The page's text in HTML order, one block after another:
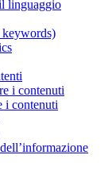
linguaggio
keywords)
i contenuti
i contenuti